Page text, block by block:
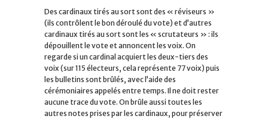
Des cardinaux tirés au sort sont des « réviseurs »
(ils contrôlent le bon déroulé du vote) et d’autres
cardinaux tirés au sort sont les « scrutateurs » : ils
dépouillent le vote et annoncent les voix. On
regarde si un cardinal acquiert les deux-tiers des
voix (sur 115 électeurs, cela représente 77 voix) puis
les bulletins sont brûlés, avec l’aide des
cérémoniaires appelés entre temps. Il ne doit rester
aucune trace du vote. On brûle aussi toutes les
autres notes prises par les cardinaux, pour préserver